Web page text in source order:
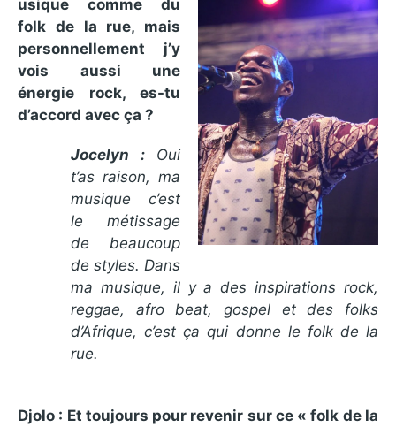
usique comme du
folk de la rue, mais
personnellement j’y
vois aussi une
énergie rock, es-tu
d’accord avec ça ?
Jocelyn : Oui
t’as raison, ma
musique c’est
le métissage
de beaucoup
de styles. Dans
ma musique, il y a des inspirations rock,
reggae, afro beat, gospel et des folks
d’Afrique, c’est ça qui donne le folk de la
rue.
Djolo : Et toujours pour revenir sur ce « folk de la